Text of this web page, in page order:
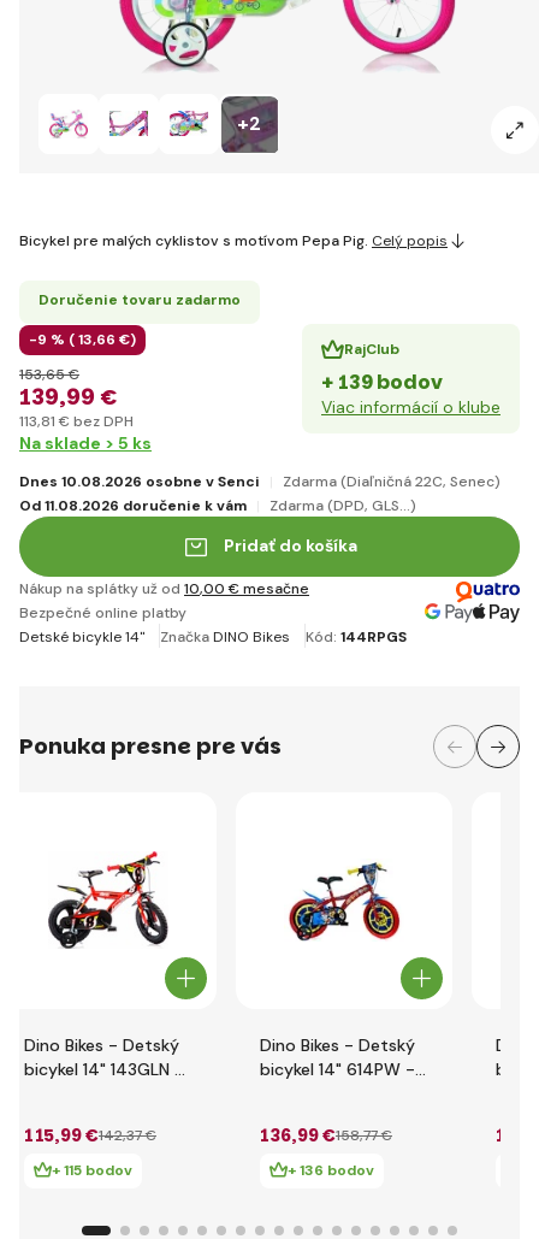
+2
Bicykel pre malých cyklistov s motívom Pepa Pig. Celý popis
Doručenie tovaru zadarmo
-9 % (13,66 €)
139,99 €
153,65 €
113,81 € bez DPH
RajClub
+ 139 bodov
Viac informácií o klube
Na sklade > 5 ks
Dnes 10.08.2026 osobne v Senci Zdarma(Diaľničná 22C, Senec)
Od 11.08.2026 doručenie k vám
Zdarma(DPD, GLS...)
Pridať do košíka
Nákup na splátky už od 10,00 €mesačne
Bezpečné online platby
Detské bicykle 14"
ZnačkaDINO Bikes Kód: 144RPGS
Ponuka presne pre vás
Dino Bikes - Detský
bicykel 14" 143GLN -
115,99 €142,37 €
+ 115 bodov
Dino Bikes - Detský
bicykel 14" 614PW -
136,99 €158,77 €
+ 136 bodov
Dino
136